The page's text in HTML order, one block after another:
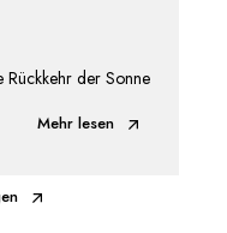
der Sonne
Mehr lesen